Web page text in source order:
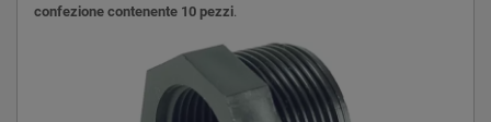
confezione contenente 10 pezzi.